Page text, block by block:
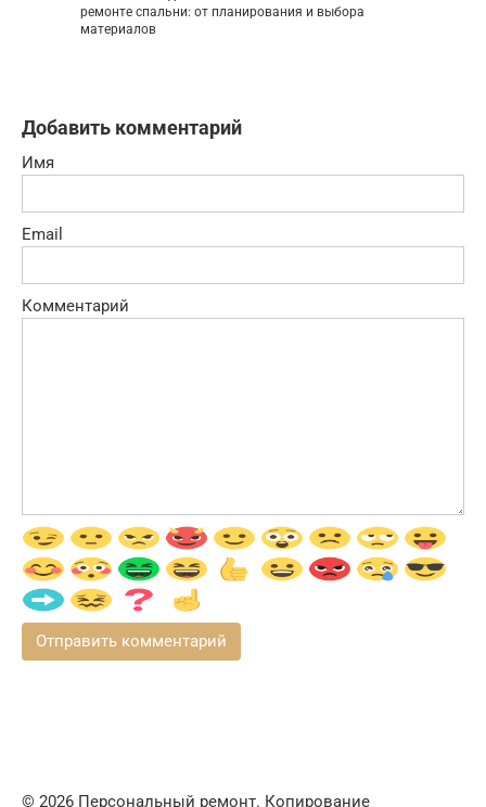
ремонте спальни: от планирования и выбора
материалов
Добавить комментарий
Имя
Email
Комментарий
© 2026 Персональный ремонт. Копирование